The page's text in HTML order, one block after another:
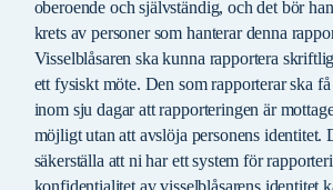
oberoende och självständig, och det bör
krets av personer som hanterar denna
Visselblåsaren ska kunna rapportera
ett fysiskt möte. Den som rapporterar ska
inom sju dagar att rapporteringen är
möjligt utan att avslöja personens identitet.
säkerställa att ni har ett system för